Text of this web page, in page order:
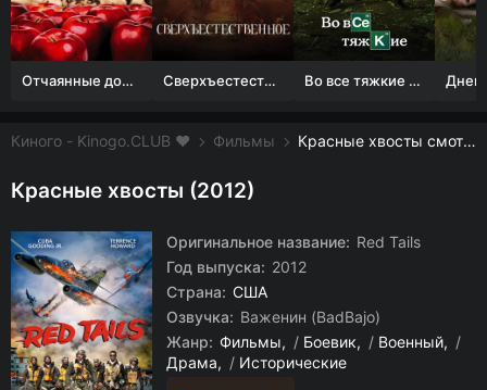
Отчаянные домохозяйки (1 сезон) Сверхъестественное Во все тяжкие 1-5 сезон
Киного - Kinogo.CLUB ❤️ Фильмы Красные хвосты смотреть онлайн бесплатно
Красные хвосты (2012)
Оригинальное название: Red Tails
Год выпуска: 2012
Страна: США
Озвучка: Важенин (BadBajo)
Жанр: Фильмы / Боевик / Военный
/
Драма
/ Исторические